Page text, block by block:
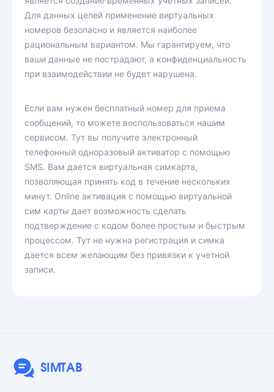
Для данных целей применение виртуальных
номеров безопасно и является наиболее
рациональным вариантом. Мы гарантируем, что
ваши данные не пострадают, а конфиденциальность
при взаимодействии не будет нарушена.
Если вам нужен бесплатный номер для приема
сообщений, то можете воспользоваться нашим
сервисом. Тут вы получите электронный
телефонный одноразовый активатор с помощью
SMS. Вам дается виртуальная симкарта,
позволяющая принять код в течение нескольких
минут. Online активация с помощью виртуальной
сим карты дает возможность сделать
подтверждение с кодом более простым и быстрым
процессом. Тут не нужна регистрация и симка
дается всем желающим без привязки к учетной
записи.
SIMTAB